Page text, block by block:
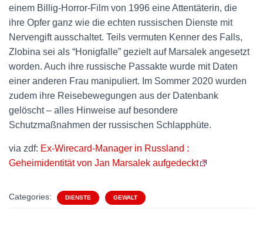
einem Billig-Horror-Film von 1996 eine Attentäterin, die
ihre Opfer ganz wie die echten russischen Dienste mit
Nervengift ausschaltet. Teils vermuten Kenner des Falls,
Zlobina sei als “Honigfalle” gezielt auf Marsalek angesetzt
worden. Auch ihre russische Passakte wurde mit Daten
einer anderen Frau manipuliert. Im Sommer 2020 wurden
zudem ihre Reisebewegungen aus der Datenbank
gelöscht – alles Hinweise auf besondere
Schutzmaßnahmen der russischen Schlapphüte.
via zdf: Ex-Wirecard-Manager in Russland :
Geheimidentität von Jan Marsalek aufgedeckt
Categories: DIENSTE GEWALT